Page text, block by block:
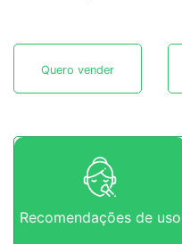
Quero vender
Recomendações de uso